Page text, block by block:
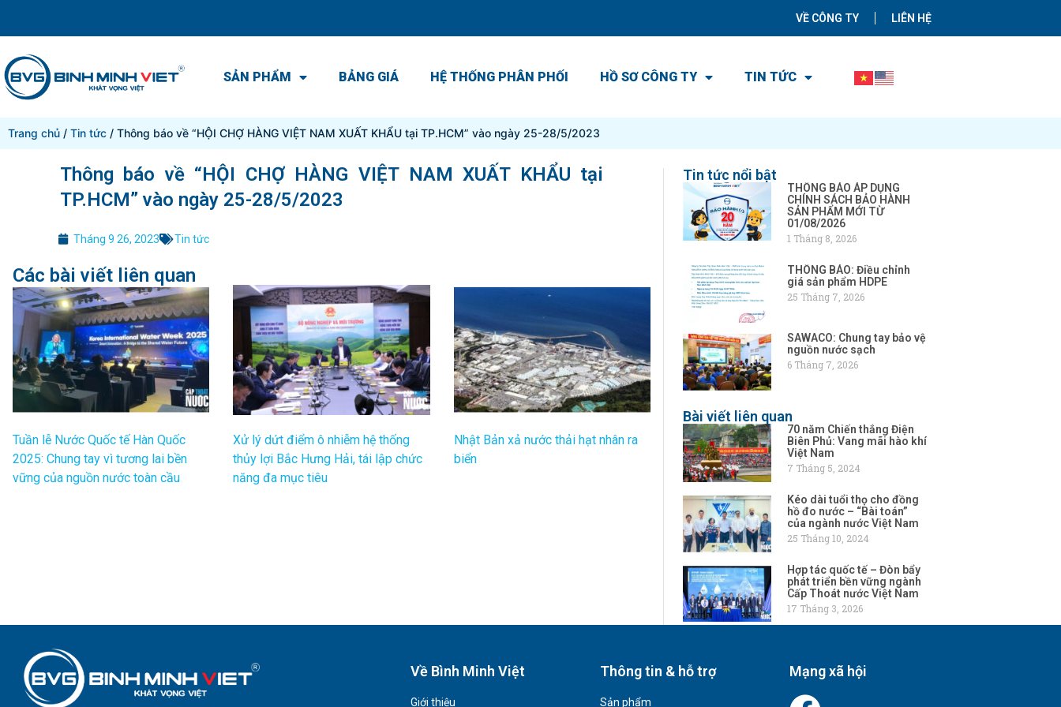
VỀ CÔNG TY LIÊN HỆ
SẢN PHẨM BẢNG GIÁ HỆ THỐNG PHÂN PHỐI HỒ SƠ CÔNG TY TIN TỨC
Trang chủ / Tin tức / Thông báo về “HỘI CHỢ HÀNG VIỆT NAM XUẤT KHẨU tại TP.HCM” vào ngày 25-28/5/2023
Thông báo về “HỘI CHỢ HÀNG VIỆT NAM XUẤT KHẨU tại
TP.HCM” vào ngày 25-28/5/2023
Tháng 9 26, 2023 Tin tức
Các bài viết liên quan
Tuần lễ Nước Quốc tế Hàn Quốc
2025: Chung tay vì tương lai bền
vững của nguồn nước toàn cầu
Xử lý dứt điểm ô nhiễm hệ thống
thủy lợi Bắc Hưng Hải, tái lập chức
năng đa mục tiêu
Nhật Bản xả nước thải hạt nhân ra
biển
Tin tức nổi bật
THÔNG BÁO ÁP DỤNG
CHÍNH SÁCH BẢO HÀNH
SẢN PHẨM MỚI TỪ
01/08/2026
1 Tháng 8, 2026
THÔNG BÁO: Điều chỉnh
giá sản phẩm HDPE
25 Tháng 7, 2026
SAWACO: Chung tay bảo vệ
nguồn nước sạch
6 Tháng 7, 2026
Bài viết liên quan
70 năm Chiến thắng Điện
Biên Phủ: Vang mãi hào khí
Việt Nam
7 Tháng 5, 2024
Kéo dài tuổi thọ cho đồng
hồ đo nước – “Bài toán”
của ngành nước Việt Nam
25 Tháng 10, 2024
Hợp tác quốc tế – Đòn bẩy
phát triển bền vững ngành
Cấp Thoát nước Việt Nam
17 Tháng 3, 2026
Về Bình Minh Việt
Giới thiệu
Thông tin & hỗ trợ
Sản phẩm
Mạng xã hội